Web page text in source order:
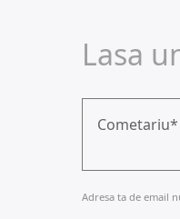
Lasa
Adresa ta de email